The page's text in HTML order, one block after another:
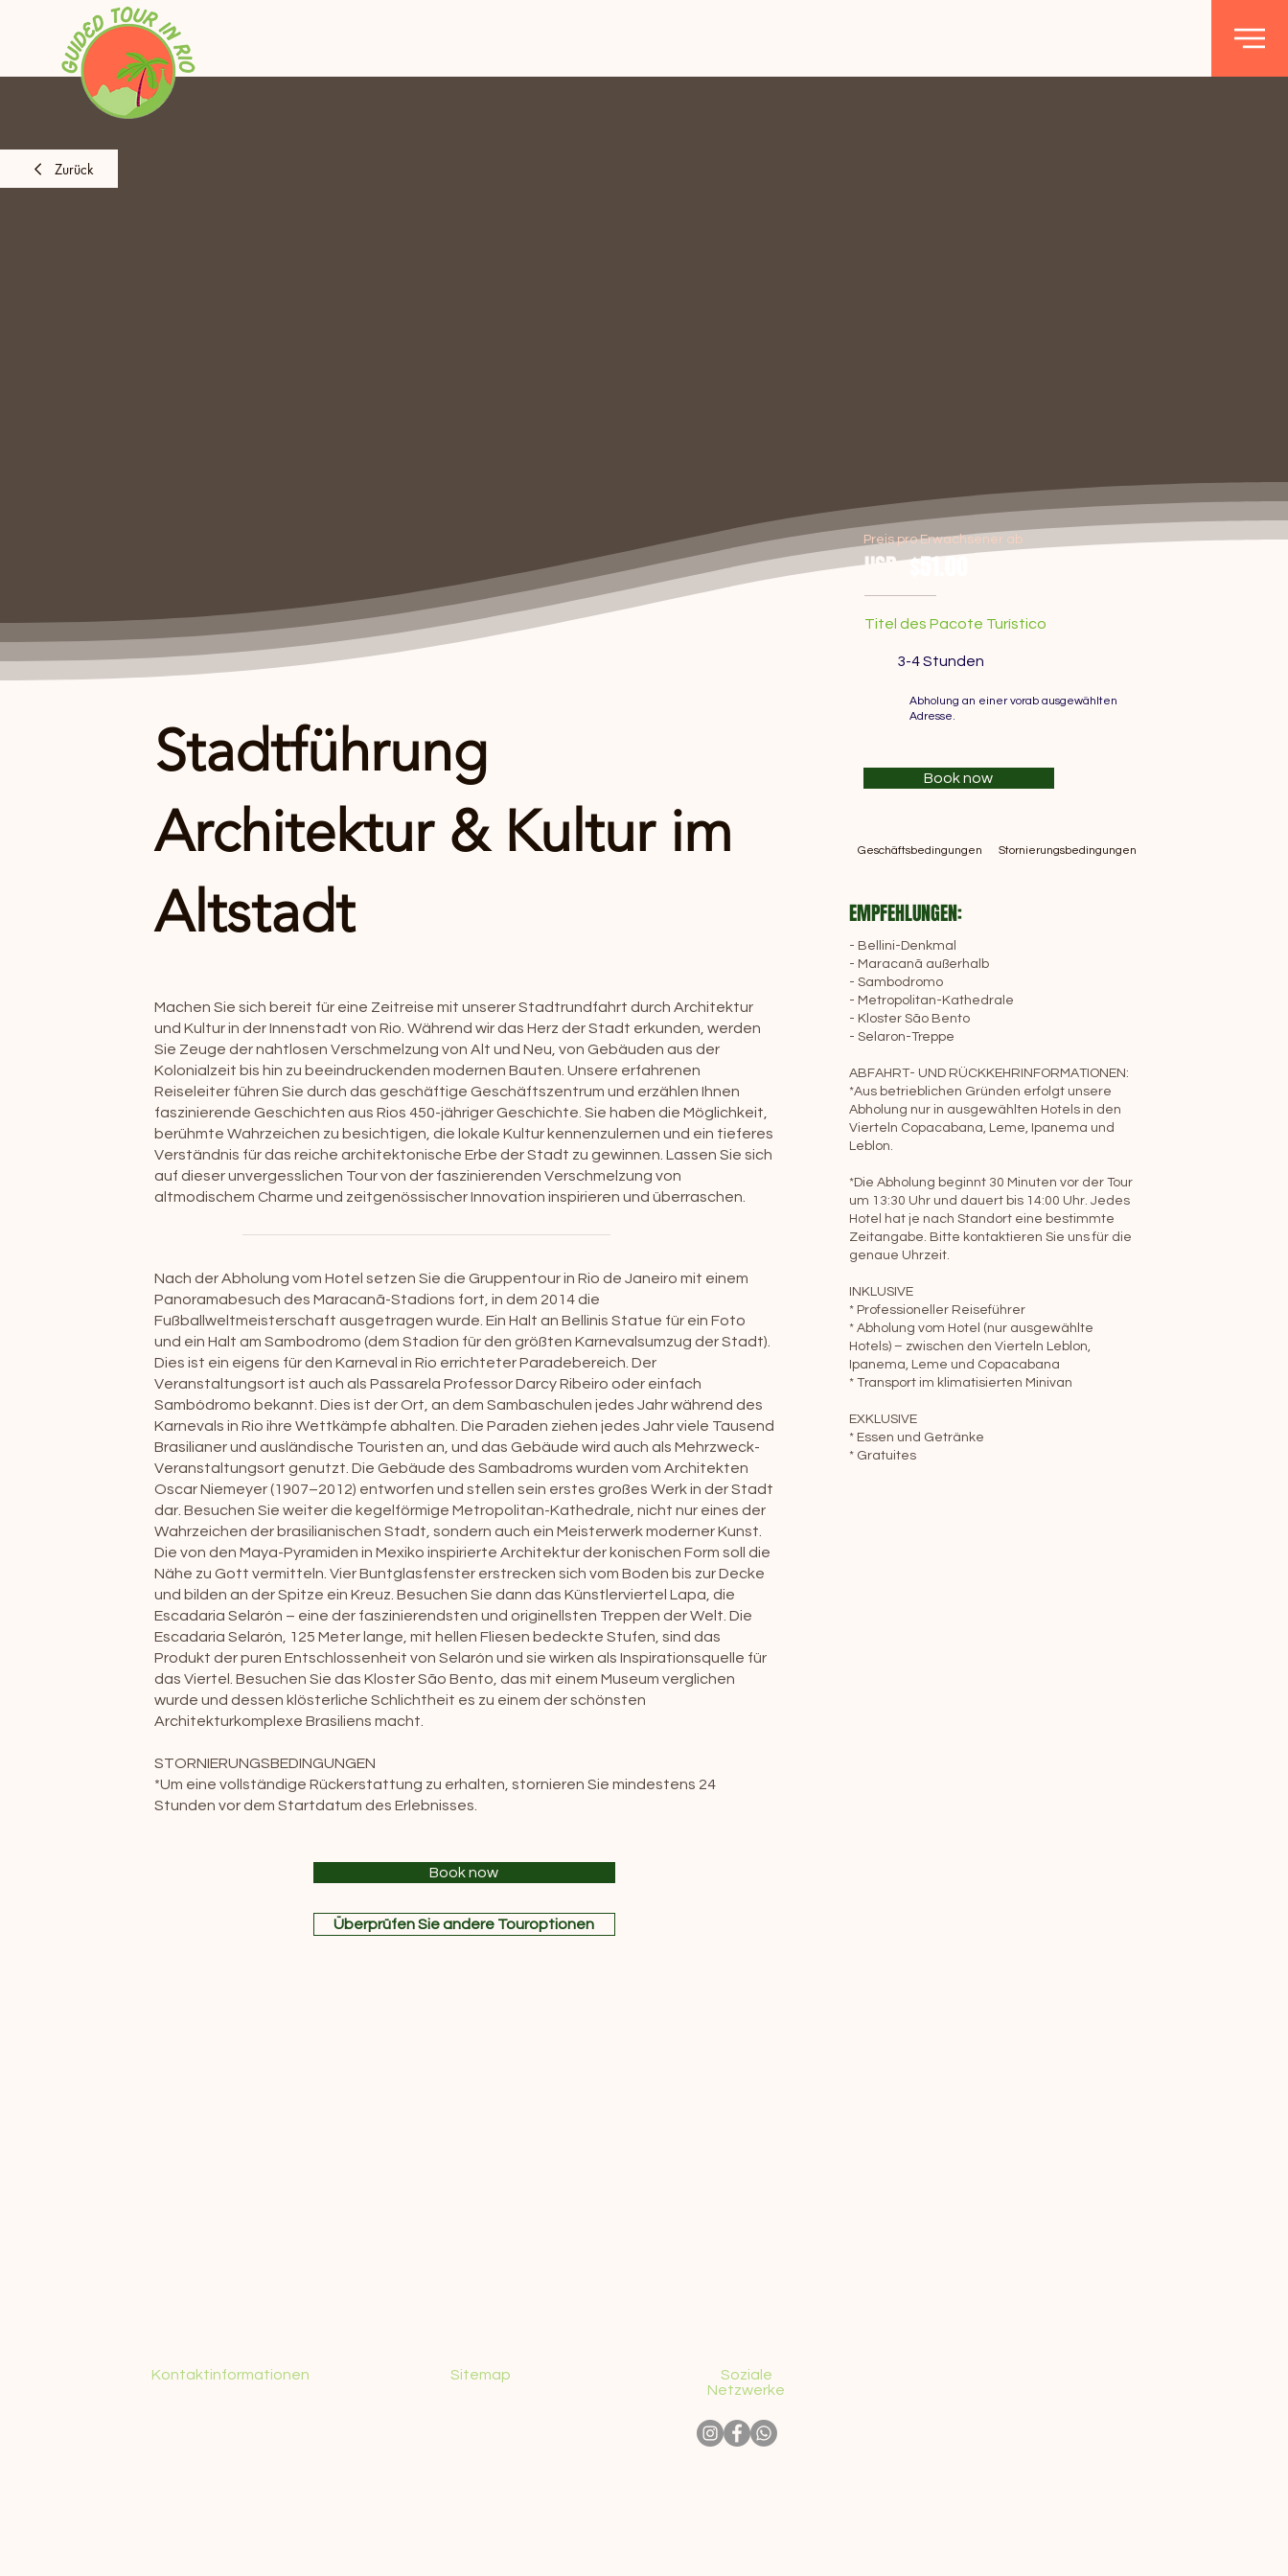
Zurück
Stadtführung
Architektur & Kultur im
Altstadt
Machen Sie sich bereit für eine Zeitreise mit unserer Stadtrundfahrt durch Architektur
und Kultur in der Innenstadt von Rio. Während wir das Herz der Stadt erkunden, werden
Sie Zeuge der nahtlosen Verschmelzung von Alt und Neu, von Gebäuden aus der
Kolonialzeit bis hin zu beeindruckenden modernen Bauten. Unsere erfahrenen
Reiseleiter führen Sie durch das geschäftige Geschäftszentrum und erzählen Ihnen
faszinierende Geschichten aus Rios 450-jähriger Geschichte. Sie haben die Möglichkeit,
berühmte Wahrzeichen zu besichtigen, die lokale Kultur kennenzulernen und ein tieferes
Verständnis für das reiche architektonische Erbe der Stadt zu gewinnen. Lassen Sie sich
auf dieser unvergesslichen Tour von der faszinierenden Verschmelzung von
altmodischem Charme und zeitgenössischer Innovation inspirieren und überraschen.
Nach der Abholung vom Hotel setzen Sie die Gruppentour in Rio de Janeiro mit einem
Panoramabesuch des Maracanã-Stadions fort, in dem 2014 die
Fußballweltmeisterschaft ausgetragen wurde. Ein Halt an Bellinis Statue für ein Foto
und ein Halt am Sambodromo (dem Stadion für den größten Karnevalsumzug der Stadt).
Dies ist ein eigens für den Karneval in Rio errichteter Paradebereich. Der
Veranstaltungsort ist auch als Passarela Professor Darcy Ribeiro oder einfach
Sambódromo bekannt. Dies ist der Ort, an dem Sambaschulen jedes Jahr während des
Karnevals in Rio ihre Wettkämpfe abhalten. Die Paraden ziehen jedes Jahr viele Tausend
Brasilianer und ausländische Touristen an, und das Gebäude wird auch als Mehrzweck-
Veranstaltungsort genutzt. Die Gebäude des Sambadroms wurden vom Architekten
Oscar Niemeyer (1907–2012) entworfen und stellen sein erstes großes Werk in der Stadt
dar. Besuchen Sie weiter die kegelförmige Metropolitan-Kathedrale, nicht nur eines der
Wahrzeichen der brasilianischen Stadt, sondern auch ein Meisterwerk moderner Kunst.
Die von den Maya-Pyramiden in Mexiko inspirierte Architektur der konischen Form soll die
Nähe zu Gott vermitteln. Vier Buntglasfenster erstrecken sich vom Boden bis zur Decke
und bilden an der Spitze ein Kreuz. Besuchen Sie dann das Künstlerviertel Lapa, die
Escadaria Selarón – eine der faszinierendsten und originellsten Treppen der Welt. Die
Escadaria Selarón, 125 Meter lange, mit hellen Fliesen bedeckte Stufen, sind das
Produkt der puren Entschlossenheit von Selarón und sie wirken als Inspirationsquelle für
das Viertel. Besuchen Sie das Kloster São Bento, das mit einem Museum verglichen
wurde und dessen klösterliche Schlichtheit es zu einem der schönsten
Architekturkomplexe Brasiliens macht.
STORNIERUNGSBEDINGUNGEN
*Um eine vollständige Rückerstattung zu erhalten, stornieren Sie mindestens 24
Stunden vor dem Startdatum des Erlebnisses.
Book now
Überprüfen Sie andere Touroptionen
Preis pro Erwachsener ab
USD $51.00
Titel des Pacote Turístico
3-4 Stunden
Abholung an einer vorab ausgewählten
Adresse.
Book now
Geschäftsbedingungen Stornierungsbedingungen
EMPFEHLUNGEN:
- Bellini-Denkmal
- Maracanã außerhalb
- Sambodromo
- Metropolitan-Kathedrale
- Kloster São Bento
- Selaron-Treppe
ABFAHRT- UND RÜCKKEHRINFORMATIONEN:
*Aus betrieblichen Gründen erfolgt unsere
Abholung nur in ausgewählten Hotels in den
Vierteln Copacabana, Leme, Ipanema und
Leblon.
*Die Abholung beginnt 30 Minuten vor der Tour
um 13:30 Uhr und dauert bis 14:00 Uhr. Jedes
Hotel hat je nach Standort eine bestimmte
Zeitangabe. Bitte kontaktieren Sie uns für die
genaue Uhrzeit.
INKLUSIVE
* Professioneller Reiseführer
* Abholung vom Hotel (nur ausgewählte
Hotels) – zwischen den Vierteln Leblon,
Ipanema, Leme und Copacabana
* Transport im klimatisierten Minivan
EXKLUSIVE
* Essen und Getränke
* Gratuites
Kontaktinformationen Sitemap
Soziale
Netzwerke